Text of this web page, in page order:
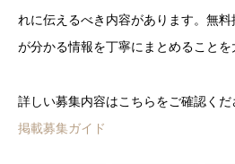
れに伝えるべき内容があります。無
が分かる情報を丁寧にまとめることを
詳しい募集内容はこちらをご確認くだ
掲載募集ガイド